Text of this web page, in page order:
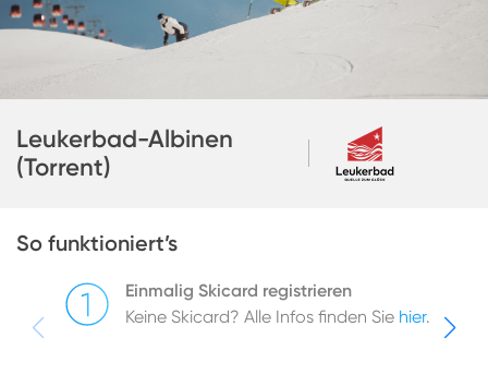
Leukerbad-Albinen
(Torrent)
So funktioniert’s
Einmalig Skicard registrieren
Keine Skicard? Alle Infos finden Sie hier.